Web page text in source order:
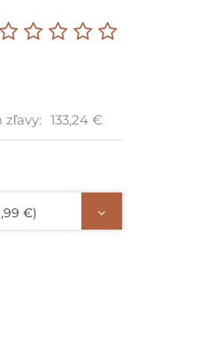
zľavy: 133,24 €
€)